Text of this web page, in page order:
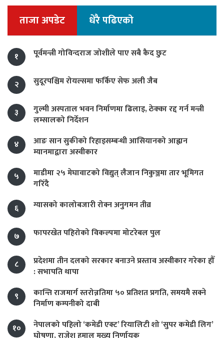
ताजा अपडेट धेरै पढिएको
१ पूर्वमन्त्री गोविन्दराज जोशीले पाए सबै कैद छुट
२ सुदूरपश्चिम रोयल्समा फर्किए सेफ अली जैब
३
गुल्मी अस्पताल भवन निर्माणमा ढिलाइ, ठेक्का रद्द गर्न मन्त्री
लम्सालको निर्देशन
४
आङ सान सुकीको रिहाइसम्बन्धी आसियानको आह्वान
म्यानमाद्वारा अस्वीकार
५
माडीमा २५ मेघावाटको विद्युत् लैजान निकुञ्जमा तार भूमिगत
गरिँदै
६
ग्यासको कालोबजारी रोक्न अनुगमन तीव्र
७ फापरखेत पहिरोको विकल्पमा मोटरेबल पुल
८
प्रदेशमा तीन दलको सरकार बनाउने प्रस्ताव अस्वीकार गरेका हौँ
: सभापति थापा
९
कान्ति राजमार्ग स्तरोन्नतिमा ५० प्रतिशत प्रगति, समयमै सक्ने
निर्माण कम्पनीको दाबी
१०
नेपालको पहिलो ‘कमेडी एक्ट’ रियालिटी शो ‘सुपर कमेडी लिग’